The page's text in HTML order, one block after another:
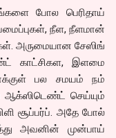
போல பெரிதாய்
நீள, நீளமான்
அருமையான சேஸிங்
காட்சிகள, இளமை
பல சமயம் நம்
ஆக்ஸிடெண்ட் செய்யும்
சூப்பர்ப். அதே போல்
அவனின் முன்பாய்